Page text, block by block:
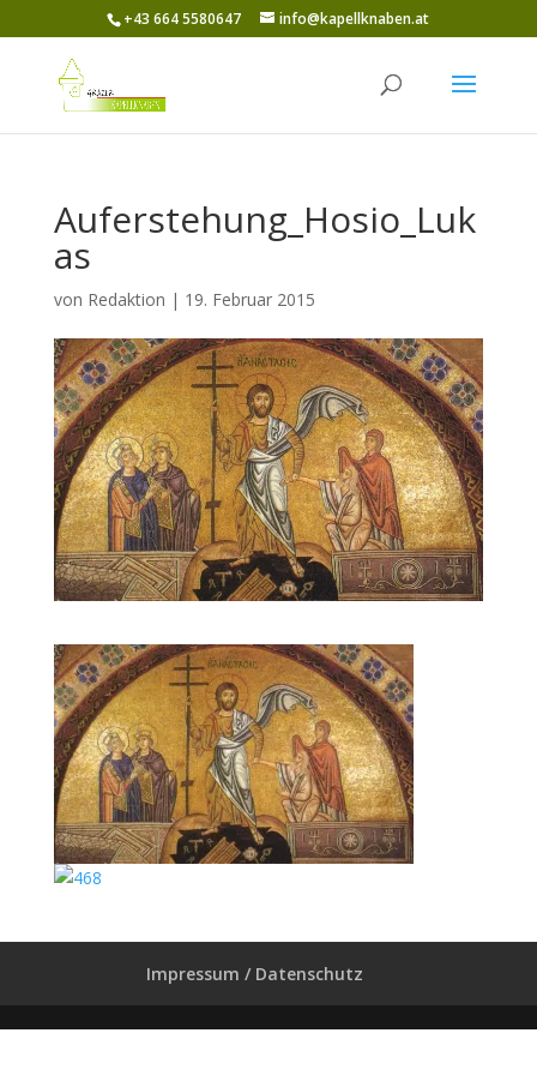
+43 664 5580647 info@kapellknaben.at
Auferstehung_Hosio_Luk
as
von Redaktion | 19. Februar 2015
Impressum / Datenschutz